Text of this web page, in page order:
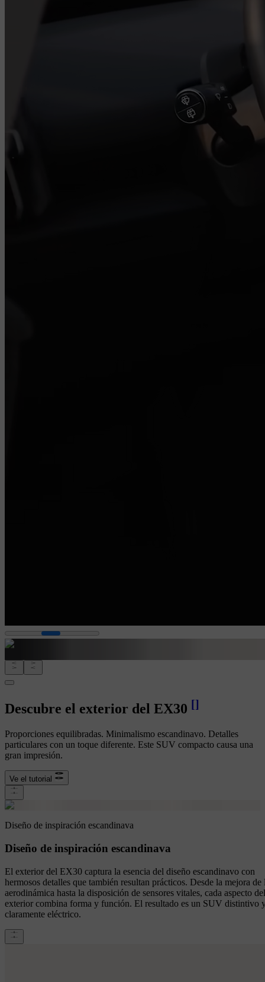
Descubre el exterior del EX30 []
Proporciones equilibradas. Minimalismo escandinavo. Detalles
particulares con un toque diferente. Este SUV compacto causa una
gran impresión.
Ve el tutorial
Diseño de inspiración escandinava
Diseño de inspiración escandinava
El exterior del EX30 captura la esencia del diseño escandinavo con
hermosos detalles que también resultan prácticos. Desde la mejora de
aerodinámica hasta la disposición de sensores vitales, cada aspecto del
exterior combina forma y función. El resultado es un SUV distintivo
claramente eléctrico.